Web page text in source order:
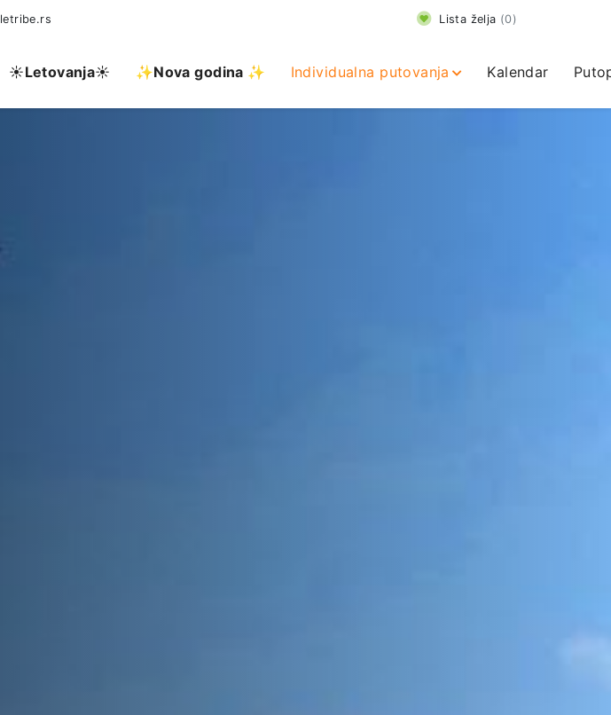
Lista želja (0)
☀️Letovanja☀️ ✨Nova godina ✨ Individualna putovanja Kalendar